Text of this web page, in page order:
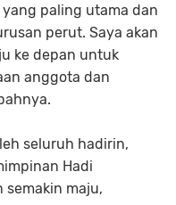
paling utama dan
perut. Saya akan
ke depan untuk
anggota dan
seluruh hadirin,
Hadi
semakin maju,